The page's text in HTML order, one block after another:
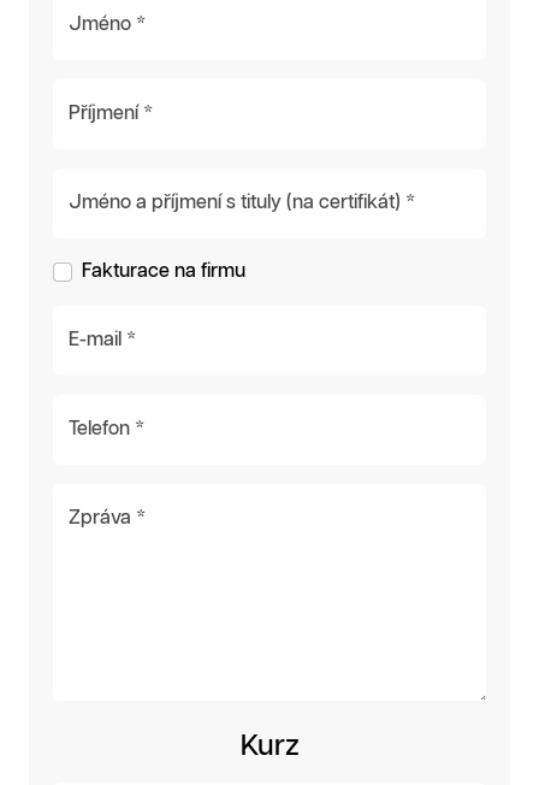
Jméno *
Příjmení *
Jméno a příjmení s tituly (na certifikát) *
Fakturace na firmu
E-mail *
Telefon *
Zpráva *
Kurz